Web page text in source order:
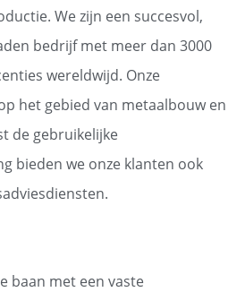
We zijn een succesvol,
bedrijf met meer dan 3000
wereldwijd. Onze
het gebied van metaalbouw en
de gebruikelijke
bieden we onze klanten ook
baan met een vaste